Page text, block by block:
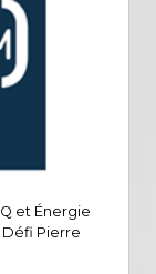
et Énergie
Défi Pierre